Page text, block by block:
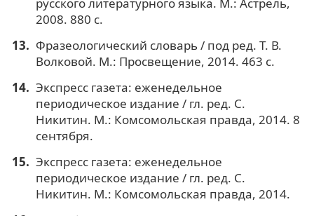
русского литературного языка. М.: Астрель,
2008. 880 с.
Фразеологический словарь / под ред. Т. В.
Волковой. М.: Просвещение, 2014. 463 с.
Экспресс газета: еженедельное
периодическое издание / гл. ред. С.
Никитин. М.: Комсомольская правда, 2014. 8
сентября.
Экспресс газета: еженедельное
периодическое издание / гл. ред. С.
Никитин. М.: Комсомольская правда, 2014.